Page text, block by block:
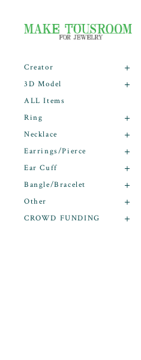
Creator
3D Model
ALL Items
Ring
Necklace
Earrings/Pierce
Ear Cuff
Bangle/Bracelet
Other
CROWD FUNDING